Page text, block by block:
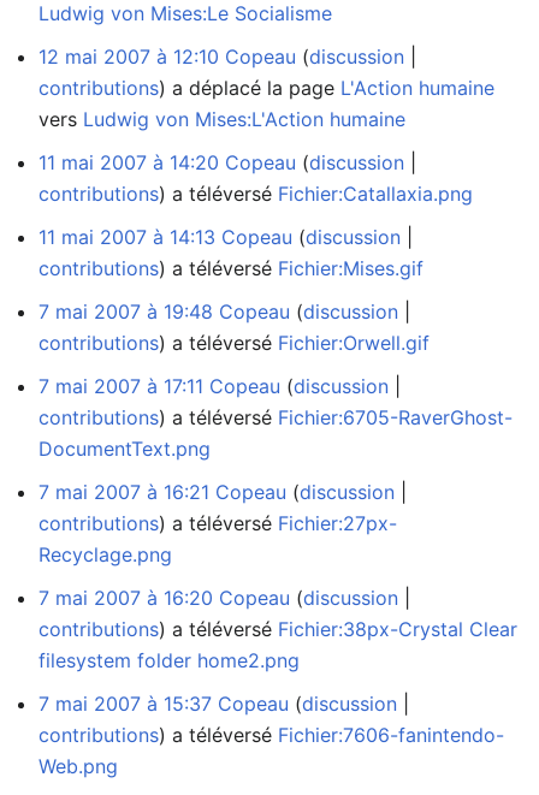
Ludwig von Mises:Le Socialisme
12 mai 2007 à 12:10 Copeau discussion
contributions a déplacé la page L'Action humaine
vers Ludwig von Mises:L'Action humaine
11 mai 2007 à 14:20 Copeau discussion
contributions a téléversé Fichier:Catallaxia.png
11 mai 2007 à 14:13 Copeau discussion
contributions a téléversé Fichier:Mises.gif
7 mai 2007 à 19:48 Copeau discussion
contributions a téléversé Fichier:Orwell.gif
7 mai 2007 à 17:11 Copeau discussion
contributions a téléversé Fichier:6705-RaverGhost-
DocumentText.png
7 mai 2007 à 16:21 Copeau discussion
contributions a téléversé Fichier:27px-
Recyclage.png
7 mai 2007 à 16:20 Copeau discussion
contributions a téléversé Fichier:38px-Crystal Clear
filesystem folder home2.png
7 mai 2007 à 15:37 Copeau discussion
contributions a téléversé Fichier:7606-fanintendo-
Web.png